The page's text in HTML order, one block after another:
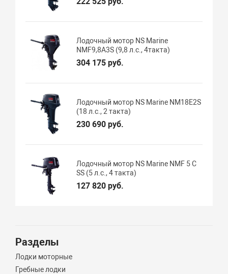
Лодочный мотор NS Marine
NMF9,8А3S (9,8 л.с., 4такта)
304 175 руб.
Лодочный мотор NS Marine NM18E2S
(18 л.с., 2 такта)
230 690 руб.
Лодочный мотор NS Marine NMF 5 C
SS (5 л.с., 4 такта)
127 820 руб.
Разделы
Лодки моторные
Гребные лодки